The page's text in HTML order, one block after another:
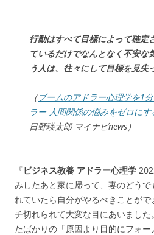
行動はすべて目標によって確
ているだけでなんとなく不安な
う人は、往々にして目標を見失
（ブームのアドラー心理学を1
ラー 人間関係の悩みをゼロに
日野瑛太郎 マイナビnews）
『ビジネス教養 アドラー心理学
みしたあと家に帰って、妻のどう
れていたら自分がやるべきことが
チ切れられて大変な目にあいまし
たばかりの「原因より目的にフォ